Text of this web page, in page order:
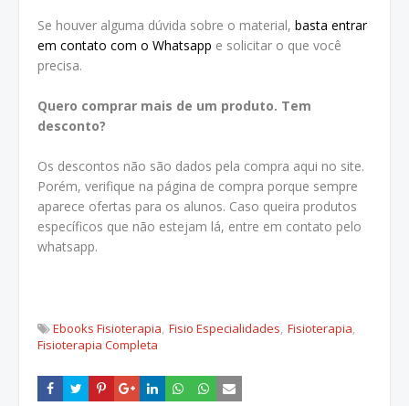
Se houver alguma dúvida sobre o material, basta entrar
em contato com o Whatsapp e solicitar o que você
precisa.
Quero comprar mais de um produto. Tem
desconto?
Os descontos não são dados pela compra aqui no site.
Porém, verifique na página de compra porque sempre
aparece ofertas para os alunos. Caso queira produtos
específicos que não estejam lá, entre em contato pelo
whatsapp.
Ebooks Fisioterapia Fisio Especialidades Fisioterapia
Fisioterapia Completa